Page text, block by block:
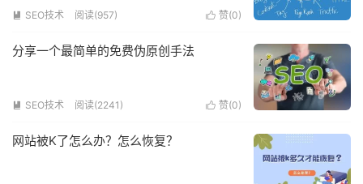
 赞(0)
 SEO技术 阅读(957)
分享一个最简单的免费伪原创手法
 赞(0)
 SEO技术 阅读(2241)
网站被K了怎么办？怎么恢复？